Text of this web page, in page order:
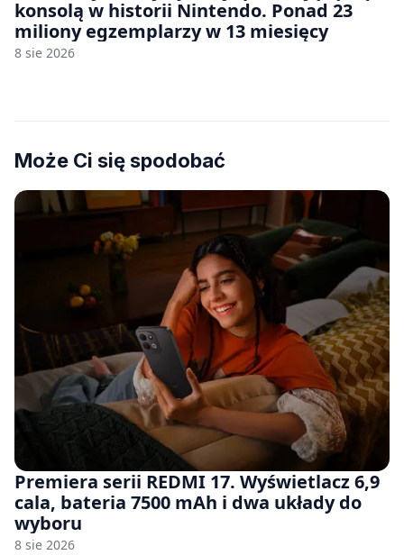
konsolą w historii Nintendo. Ponad 23
miliony egzemplarzy w 13 miesięcy
8 sie 2026
Może Ci się spodobać
Premiera serii REDMI 17. Wyświetlacz 6,9
cala, bateria 7500 mAh i dwa układy do
wyboru
8 sie 2026